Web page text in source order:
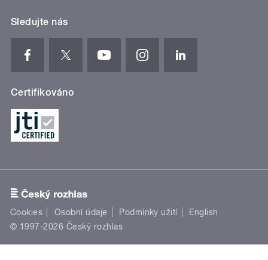
Sledujte nás
Certifikováno
Cookies Osobní údaje Podmínky užití
English
© 1997-2026 Český rozhlas